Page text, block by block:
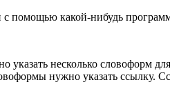
с помощью какой-нибудь
несколько словоформ
нужно указать